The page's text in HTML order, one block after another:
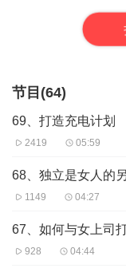
节目(64)
69、打造充电计划
2419 05:59
68、独立是女人的
1149 04:27
67、如何与女上司
928 04:44